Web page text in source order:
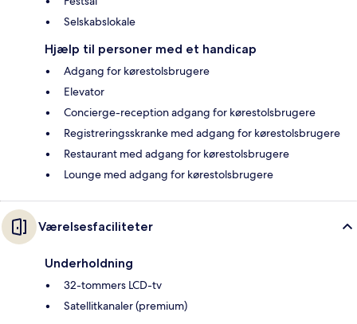
Selskabslokale
Hjælp til personer med et handicap
Adgang for kørestolsbrugere
Elevator
Concierge-reception adgang for kørestolsbrugere
Registreringsskranke med adgang for kørestolsbrugere
Restaurant med adgang for kørestolsbrugere
Lounge med adgang for kørestolsbrugere
Værelsesfaciliteter
Underholdning
32-tommers LCD-tv
Satellitkanaler (premium)